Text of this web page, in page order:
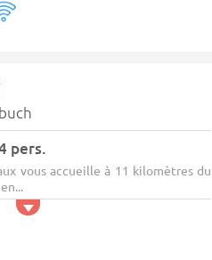
pers.
vous accueille à 11 kilomètres du